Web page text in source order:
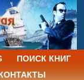
ПОИСК КНИГ